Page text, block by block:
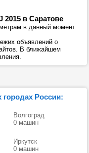
в Саратове
в данный момент
объявлений о
В ближайшем
России:
Волгоград
0 машин
Иркутск
0 машин